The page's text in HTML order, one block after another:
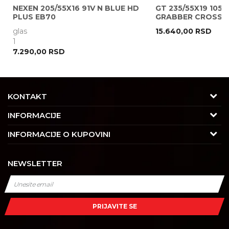
NEXEN 205/55X16 91V N BLUE HD
PLUS EB70
glas
1
7.290,00 RSD
GT 235/55X19 105V
GRABBER CROSS
15.640,00 RSD
KONTAKT
Adresa
Trgovačka 7/2, Čukarica
11030 Beograd, Srbija
Radno vreme
Radnim danom: 08-16h
Subotom: 08-14h
INFORMACIJE
O nama
Saradnja
Kontakt
Najčešća pitanja
Dobavljači
INFORMACIJE O KUPOVINI
Izjava o privatnosti i sigurnosti podataka
Kako kupiti
Isporuka
Načini plaćanja
NEWSLETTER
PRIJAVITE SE